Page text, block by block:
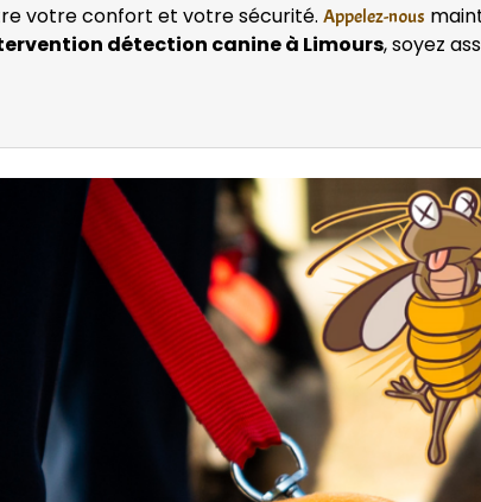
votre confort et votre sécurité. Appelez-nous
détection canine à Limours, soyez